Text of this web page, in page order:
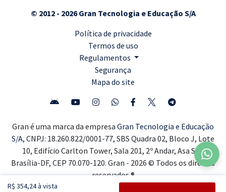
R$ 354,24 à vista
© 2012 - 2026 Gran Tecnologia e Educação S/A
Política de privacidade
Termos de uso
Regulamentos
Segurança
Mapa do site
Gran é uma marca da empresa Gran Tecnologia e Educação
S/A, CNPJ: 18.260.822/0001-77, SBS Quadra 02, Bloco J, Lote
10, Edifício Carlton Tower, Sala 201, 2º Andar, Asa Sul,
Brasília-DF, CEP 70.070-120. Gran - 2026 © Todos os direitos
reservados ®